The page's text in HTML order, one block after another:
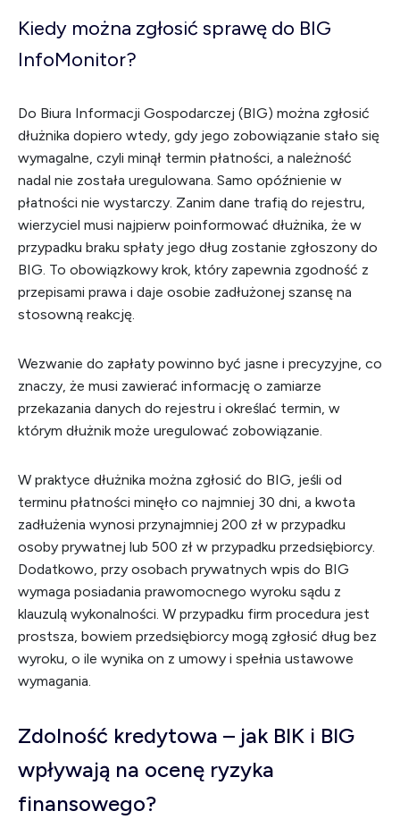
Kiedy można zgłosić sprawę do BIG
InfoMonitor?
Do Biura Informacji Gospodarczej (BIG) można zgłosić
dłużnika dopiero wtedy, gdy jego zobowiązanie stało się
wymagalne, czyli minął termin płatności, a należność
nadal nie została uregulowana. Samo opóźnienie w
płatności nie wystarczy. Zanim dane trafią do rejestru,
wierzyciel musi najpierw poinformować dłużnika, że w
przypadku braku spłaty jego dług zostanie zgłoszony do
BIG. To obowiązkowy krok, który zapewnia zgodność z
przepisami prawa i daje osobie zadłużonej szansę na
stosowną reakcję.
Wezwanie do zapłaty powinno być jasne i precyzyjne, co
znaczy, że musi zawierać informację o zamiarze
przekazania danych do rejestru i określać termin, w
którym dłużnik może uregulować zobowiązanie.
W praktyce dłużnika można zgłosić do BIG, jeśli od
terminu płatności minęło co najmniej 30 dni, a kwota
zadłużenia wynosi przynajmniej 200 zł w przypadku
osoby prywatnej lub 500 zł w przypadku przedsiębiorcy.
Dodatkowo, przy osobach prywatnych wpis do BIG
wymaga posiadania prawomocnego wyroku sądu z
klauzulą wykonalności. W przypadku firm procedura jest
prostsza, bowiem przedsiębiorcy mogą zgłosić dług bez
wyroku, o ile wynika on z umowy i spełnia ustawowe
wymagania.
Zdolność kredytowa – jak BIK i BIG
wpływają na ocenę ryzyka
finansowego?